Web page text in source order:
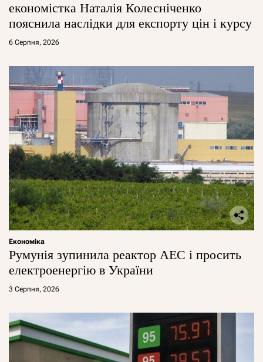
економістка Наталія Колесніченко
пояснила наслідки для експорту цін і курсу
6 Серпня, 2026
Економіка
Румунія зупинила реактор АЕС і просить
електроенергію в України
3 Серпня, 2026